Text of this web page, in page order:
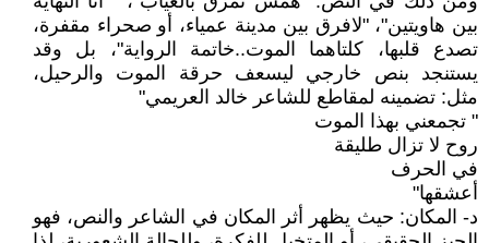
بين هاويتين"، "لافرق بين مدينة عمياء، أو صحراء مقفرة،
تصدع قلبها، كلتاهما الموت..خاتمة الرواية"، بل وقد
يستنجد بنص خارجي ليسعف حرقة الموت والرحيل،
مثل: تضمينه لمقاطع للشاعر خالد العريمي"
" تجمعني بهذا الموت
روح لا تزال طليقة
في الحرف
أعشقها"
د- المكان: حيث يظهر أثر المكان في الشاعر والنص، فهو